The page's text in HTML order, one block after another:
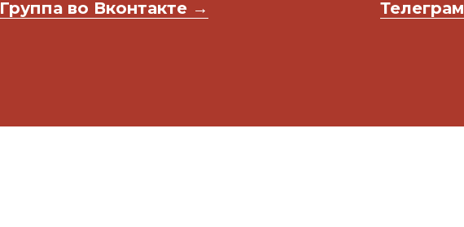
Группа во Вконтакте →